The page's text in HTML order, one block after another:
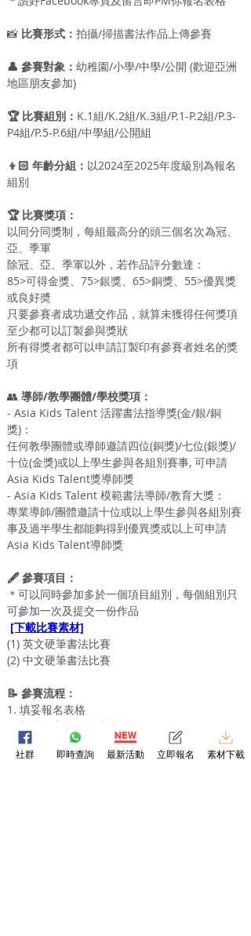
📸 比賽形式： 拍攝/掃描書法作品上傳參賽
👤 參賽對象： 幼稚園/小學/中學/公開 (歡迎亞洲
地區朋友參加)
🏆 比賽組別： K.1組/K.2組/K.3組/P.1-P.2組/P.3-
P4組/P.5-P.6組/中學組/公開組
👦🏻 年齡分組： 以2024至2025年度級別為報名
組別
🏆 比賽獎項：
以同分同獎制，每組最高分的頭三個名次為冠、
亞、季軍
除冠、亞、季軍以外，若作品評分數達：
85>可得金獎、75>銀獎、65>銅獎、55>優異獎
或良好奬
只要參賽者成功遞交作品，就算未獲得任何獎項
至少都可以訂製參與獎狀
所有得獎者都可以申請訂製印有參賽者姓名的獎
項
👥 導師/教學團體/學校獎項：
- Asia Kids Talent 活躍書法指導獎(金/銀/銅
獎)：
任何教學團體或導師邀請四位(銅獎)/七位(銀獎)/
十位(金獎)或以上學生參與各組別賽事, 可申請
Asia Kids Talent獎導師獎
- Asia Kids Talent 模範書法導師/教育大獎：
專業導師/團體邀請十位或以上學生參與各組別賽
事及過半學生都能夠得到優異獎或以上可申請
Asia Kids Talent導師獎
🖋 參賽項目：
＊可以同時參加多於一個項目組別，每個組別只
可參加一次及提交一份作品
[下載比賽素材]
(1) 英文硬筆書法比賽
(2) 中文硬筆書法比賽
📝 參賽流程：
1. 填妥報名表格
2. 根據參賽項目的步驟進行
- 硬筆書法比賽：下載及列印相應年齡組別的素
材在A4紙上書寫 (鉛/原子筆皆可)
社群 即時查詢 最新活動 立即報名 素材下載